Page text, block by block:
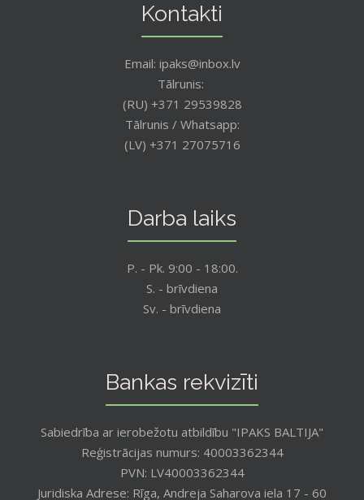
Kontakti
Email: ipaks@inbox.lv
Tālrunis:
(RU) +371 29539828
Tālrunis / Whatsapp:
(LV) +371 27075716
Darba laiks
P. - Pk. 9:00 - 18:00.
S. - brīvdiena
Sv. - brīvdiena
Bankas rekvizīti
Sabiedrība ar ierobežotu atbildību "IPAKS BALTIJA"
Reģistrācijas numurs: 40003362344
PVN: LV40003362344
Juridiska Adrese: Rīga, Andreja Saharova iela 17 - 60